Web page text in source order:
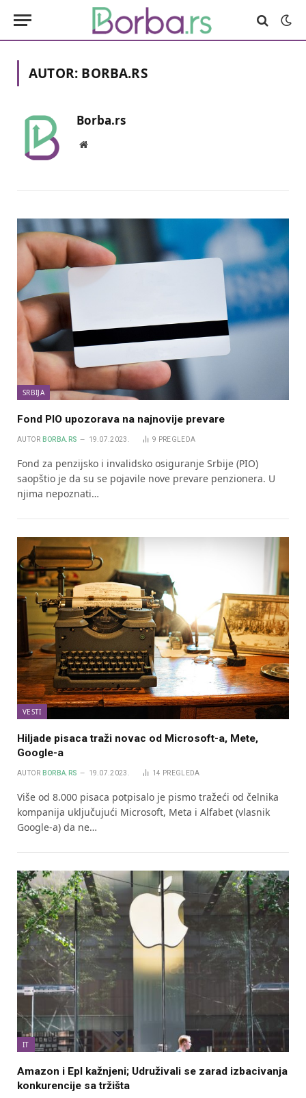
AUTOR: BORBA.RS
Borba.rs
Website
SRBIJA
Fond PIO upozorava na najnovije prevare
AUTOR BORBA.RS 19.07.2023. 9 PREGLEDA
Fond za penzijsko i invalidsko osiguranje Srbije (PIO)
saopštio je da su se pojavile nove prevare penzionera. U
njima nepoznati…
VESTI
Hiljade pisaca traži novac od Microsoft-a, Mete,
Google-a
AUTOR BORBA.RS 19.07.2023. 14 PREGLEDA
Više od 8.000 pisaca potpisalo je pismo tražeći od čelnika
kompanija uključujući Microsoft, Meta i Alfabet (vlasnik
Google-a) da ne…
IT
Amazon i Epl kažnjeni; Udruživali se zarad izbacivanja
konkurencije sa tržišta